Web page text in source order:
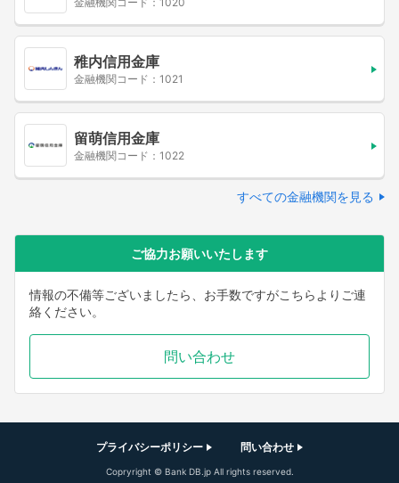
稚内信用金庫
金融機関コード：1021
留萌信用金庫
金融機関コード：1022
すべての金融機関を見る
ご協力お願いいたします
情報の不備等ございましたら、お手数ですがこちらよりご連
絡ください。
問い合わせ
Copryright © Bank DB.jp All rights reserved.
プライバシーポリシー 問い合わせ